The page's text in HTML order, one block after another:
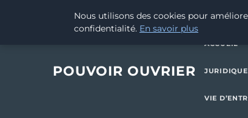
28 AOÛT 2025
POUVOIR OUVRIER
ACCUEIL
VIE
Nous utilisons des cookies pour
confidentialité. En savoir plus